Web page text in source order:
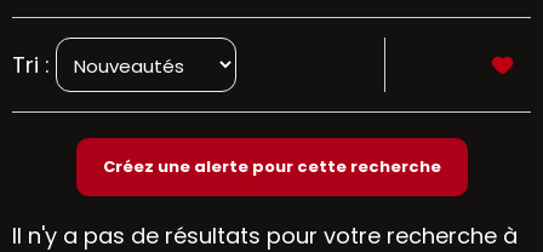
Tri :
Il n'y a pas de résultats pour votre recherche à